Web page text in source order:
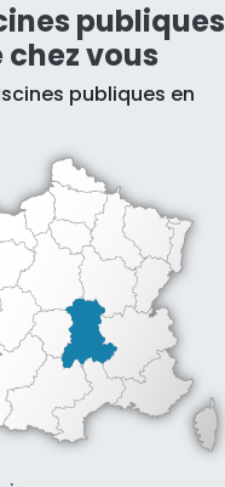
publiques
chez vous
publiques en